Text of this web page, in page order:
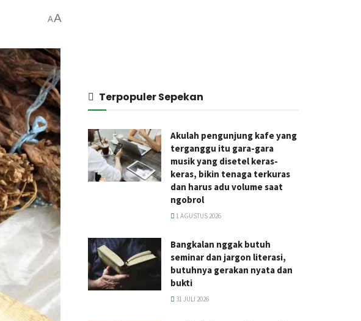
AA
Terpopuler Sepekan
Akulah pengunjung kafe yang
terganggu itu gara-gara
musik yang disetel keras-
keras, bikin tenaga terkuras
dan harus adu volume saat
ngobrol
1 AGUSTUS 2026
Bangkalan nggak butuh
seminar dan jargon literasi,
butuhnya gerakan nyata dan
bukti
31 JULI 2026